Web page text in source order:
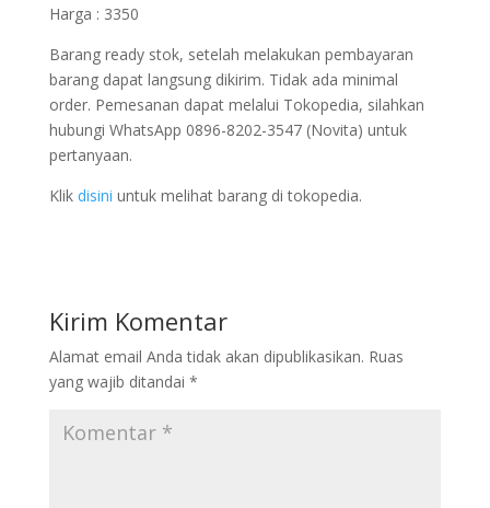
Harga : 3350
Barang ready stok, setelah melakukan pembayaran
barang dapat langsung dikirim. Tidak ada minimal
order. Pemesanan dapat melalui Tokopedia, silahkan
hubungi WhatsApp 0896-8202-3547 (Novita) untuk
pertanyaan.
Klik disini untuk melihat barang di tokopedia.
Kirim Komentar
Alamat email Anda tidak akan dipublikasikan. Ruas
yang wajib ditandai *